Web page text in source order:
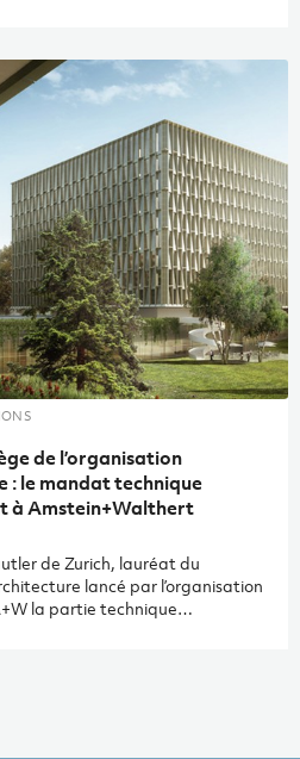
reçu une reconnaissance
numérique de plus de
monde. Sofia Gacem, notre
récemment accréditée
sur les objectifs de
standard en Suisse romande.
de l’organisation
: le mandat technique
à Amstein+Walthert
de Zurich, lauréat du
lancé par l’organisation
la partie technique